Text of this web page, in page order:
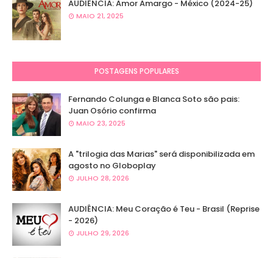
AUDIÊNCIA: Amor Amargo - México (2024-25)
MAIO 21, 2025
POSTAGENS POPULARES
Fernando Colunga e Blanca Soto são pais:
Juan Osório confirma
MAIO 23, 2025
A "trilogia das Marias" será disponibilizada em
agosto no Globoplay
JULHO 28, 2026
AUDIÊNCIA: Meu Coração é Teu - Brasil (Reprise
- 2026)
JULHO 29, 2026